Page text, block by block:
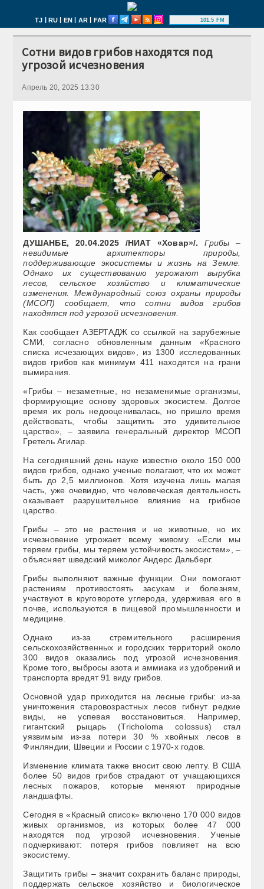
TJ | RU | EN | AR | FAR 101.5 FM
Сотни видов грибов находятся под
угрозой исчезновения
Апрель 20, 2025 13:30
ДУШАНБЕ, 20.04.2025 /НИАТ «Ховар»/.
Грибы –
невидимые архитекторы природы,
поддерживающие экосистемы и жизнь на Земле.
Однако их существованию угрожают вырубка
лесов, сельское хозяйство и климатические
изменения. Международный союз охраны природы
(МСОП) сообщает, что сотни видов грибов
находятся под угрозой исчезновения.
Как сообщает АЗЕРТАДЖ со ссылкой на зарубежные
СМИ, согласно обновленным данным «Красного
списка исчезающих видов», из 1300 исследованных
видов грибов как минимум 411 находятся на грани
вымирания.
«Грибы – незаметные, но незаменимые организмы,
формирующие основу здоровых экосистем. Долгое
время их роль недооценивалась, но пришло время
действовать, чтобы защитить это удивительное
царство», – заявила генеральный директор МСОП
Гретель Агилар.
На сегодняшний день науке известно около 150 000
видов грибов, однако ученые полагают, что их может
быть до 2,5 миллионов. Хотя изучена лишь малая
часть, уже очевидно, что человеческая деятельность
оказывает разрушительное влияние на грибное
царство.
Грибы – это не растения и не животные, но их
исчезновение угрожает всему живому. «Если мы
теряем грибы, мы теряем устойчивость экосистем», –
объясняет шведский миколог Андерс Дальберг.
Грибы выполняют важные функции. Они помогают
растениям противостоять засухам и болезням,
участвуют в круговороте углерода, удерживая его в
почве, используются в пищевой промышленности и
медицине.
Однако из-за стремительного расширения
сельскохозяйственных и городских территорий около
300 видов оказались под угрозой исчезновения.
Кроме того, выбросы азота и аммиака из удобрений и
транспорта вредят 91 виду грибов.
Основной удар приходится на лесные грибы: из-за
уничтожения старовозрастных лесов гибнут редкие
виды, не успевая восстановиться. Например,
гигантский рыцарь (Tricholoma colossus) стал
уязвимым из-за потери 30 % хвойных лесов в
Финляндии, Швеции и России с 1970-х годов.
Изменение климата также вносит свою лепту. В США
более 50 видов грибов страдают от учащающихся
лесных пожаров, которые меняют природные
ландшафты.
Сегодня в «Красный список» включено 170 000 видов
живых организмов, из которых более 47 000
находятся под угрозой исчезновения. Ученые
подчеркивают: потеря грибов повлияет на всю
экосистему.
Защитить грибы – значит сохранить баланс природы,
поддержать сельское хозяйство и биологическое